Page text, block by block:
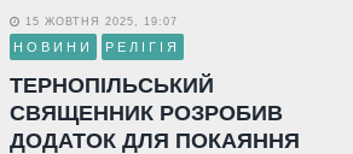
15 ЖОВТНЯ 2025, 19:07
НОВИНИ РЕЛІГІЯ
ТЕРНОПІЛЬСЬКИЙ
СВЯЩЕННИК РОЗРОБИВ
ДОДАТОК ДЛЯ ПОКАЯННЯ